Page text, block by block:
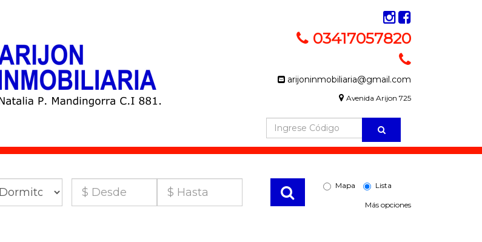
03417057820
arijoninmobiliaria@gmail.com
Avenida Arijon 725
Mapa Lista
Más opciones